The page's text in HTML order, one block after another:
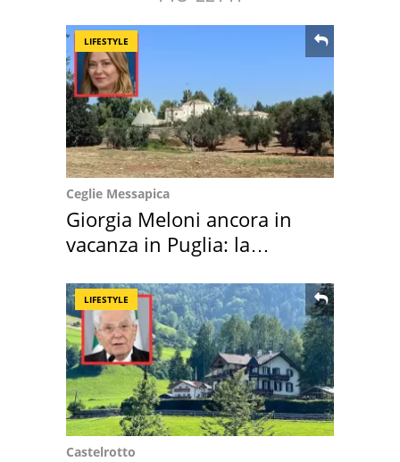
LIFESTYLE
Ceglie Messapica
Giorgia Meloni ancora in
vacanza in Puglia: la
LIFESTYLE
Castelrotto